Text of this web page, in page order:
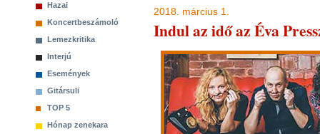
Hazai
Koncertbeszámoló
Lemezkritika
Interjú
Események
Gitársuli
TOP 5
Hónap zenekara
2018. március 1.
Indul az idő az Éva